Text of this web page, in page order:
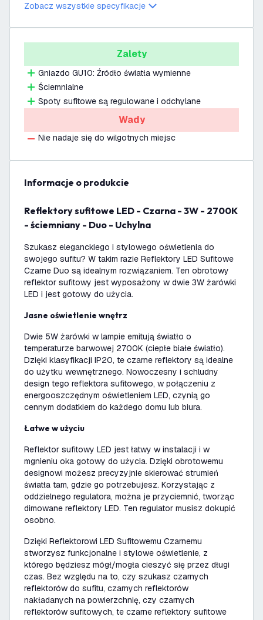
Zobacz wszystkie specyfikacje
Zalety
Gniazdo GU10: Źródło światła wymienne
Ściemnialne
Spoty sufitowe są regulowane i odchylane
Wady
Nie nadaje się do wilgotnych miejsc
informacje o produkcie
Reflektory sufitowe LED - Czarna - 3W - 2700K
- ściemniany - Duo - Uchylna
Szukasz eleganckiego i stylowego oświetlenia do
swojego sufitu? W takim razie Reflektory LED Sufitowe
Czarne Duo są idealnym rozwiązaniem. Ten obrotowy
reflektor sufitowy jest wyposażony w dwie 3W żarówki
LED i jest gotowy do użycia.
Jasne oświetlenie wnętrz
Dwie 5W żarówki w lampie emitują światło o
temperaturze barwowej 2700K (ciepłe białe światło).
Dzięki klasyfikacji IP20, te czarne reflektory są idealne
do użytku wewnętrznego. Nowoczesny i schludny
design tego reflektora sufitowego, w połączeniu z
energooszczędnym oświetleniem LED, czynią go
cennym dodatkiem do każdego domu lub biura.
Łatwe w użyciu
Reflektor sufitowy LED jest łatwy w instalacji i w
mgnieniu oka gotowy do użycia. Dzięki obrotowemu
designowi możesz precyzyjnie skierować strumień
światła tam, gdzie go potrzebujesz. Korzystając z
oddzielnego regulatora, można je przyciemnić, tworząc
dimowane reflektory LED. Ten regulator musisz dokupić
osobno.
Dzięki Reflektorowi LED Sufitowemu Czarnemu
stworzysz funkcjonalne i stylowe oświetlenie, z
którego będziesz mógł/mogła cieszyć się przez długi
czas. Bez względu na to, czy szukasz czarnych
reflektorów do sufitu, czarnych reflektorów
nakładanych na powierzchnię, czy czarnych
reflektorów sufitowych, te czarne reflektory sufitowe